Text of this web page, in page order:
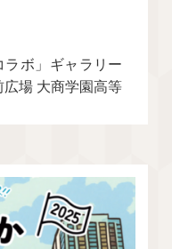
ボ」ギャラリー
場 大商学園高等